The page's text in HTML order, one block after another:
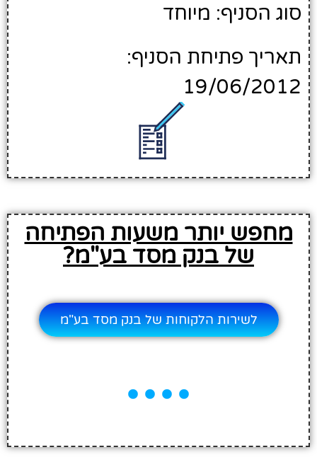
סוג הסניף: מיוחד
תאריך פתיחת הסניף:
19/06/2012
מחפש יותר משעות הפתיחה
של בנק מסד בע"מ?
לשירות הלקוחות של בנק מסד בע"מ